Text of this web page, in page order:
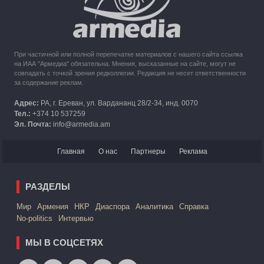
При частичной или полной перепечатке материалов с нашего сайта ссылка
на ИАА "Армедиа" обязательна. Мнения, высказанные на сайте, могут не
совпадать с точкой зрения редколлегии. Редакция не несет ответственности
за содержание реклам.
Адрес: РА, г. Ереван, ул. Вардананц 28/2-34, инд. 0070
Тел.: +374 10 537259
Эл. Почта: info@armedia.am
Главная О нас Партнеры Реклама
РАЗДЕЛЫ
Mир Армения НКР Диаспора Аналитика
Справка
No-politics
Интервью
МЫ В СОЦСЕТЯХ